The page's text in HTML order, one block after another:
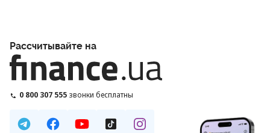
Рассчитывайте на
0 800 307 555 звонки бесплатны